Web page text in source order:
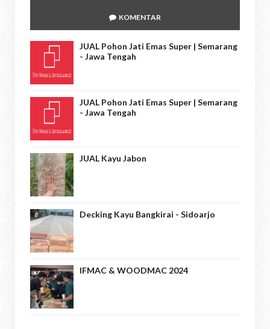
KOMENTAR
JUAL Pohon Jati Emas Super | Semarang
- Jawa Tengah
JUAL Pohon Jati Emas Super | Semarang
- Jawa Tengah
JUAL Kayu Jabon
Decking Kayu Bangkirai - Sidoarjo
IFMAC & WOODMAC 2024